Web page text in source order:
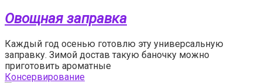
Овощная заправка
Каждый год осенью готовлю эту универсальную
заправку. Зимой достав такую баночку можно
приготовить ароматные
Консервирование